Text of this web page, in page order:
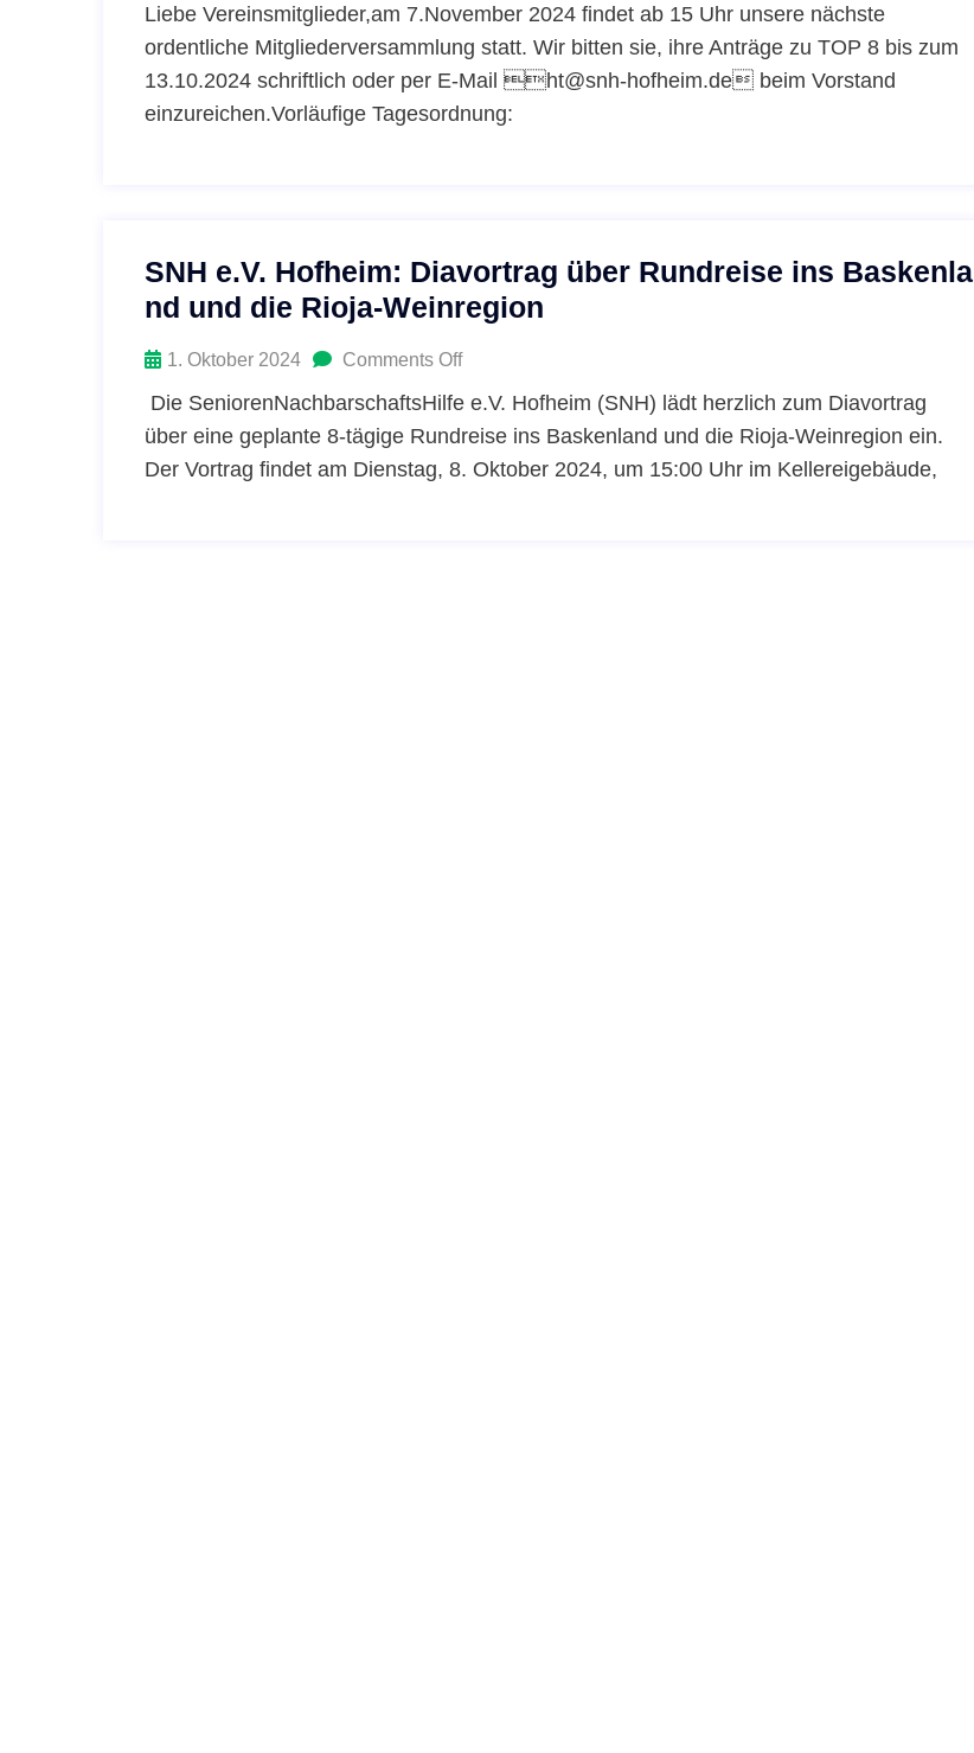
Liebe Vereinsmitglieder,am 7.November 2024 findet ab 15 Uhr unsere nächste
ordentliche Mitgliederversammlung statt. Wir bitten sie, ihre Anträge zu TOP 8 bis zum
13.10.2024 schriftlich oder per E-Mail ht@snh-hofheim.de beim Vorstand
einzureichen.Vorläufige Tagesordnung:
SNH e.V. Hofheim: Diavortrag über Rundreise ins Baskenla
nd und die Rioja-Weinregion
1. Oktober 2024 Comments Off
Die SeniorenNachbarschaftsHilfe e.V. Hofheim (SNH) lädt herzlich zum Diavortrag
über eine geplante 8-tägige Rundreise ins Baskenland und die Rioja-Weinregion ein.
Der Vortrag findet am Dienstag, 8. Oktober 2024, um 15:00 Uhr im Kellereigebäude,